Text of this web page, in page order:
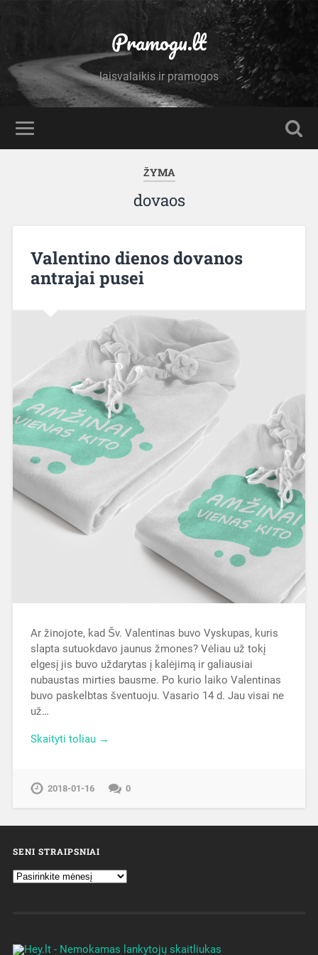
Pramogu.lt
laisvalaikis ir pramogos
ŽYMA
dovaos
Valentino dienos dovanos
antrajai pusei
Ar žinojote, kad Šv. Valentinas buvo Vyskupas, kuris
slapta sutuokdavo jaunus žmones? Vėliau už tokį
elgesį jis buvo uždarytas į kalėjimą ir galiausiai
nubaustas mirties bausme. Po kurio laiko Valentinas
buvo paskelbtas šventuoju. Vasario 14 d. Jau visai ne
už…
Skaityti toliau →
2018-01-16 0
SENI STRAIPSNIAI